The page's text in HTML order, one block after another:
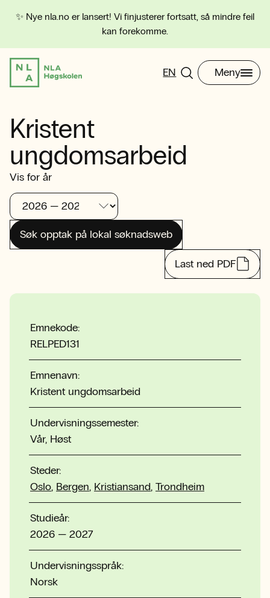
✨ Nye nla.no er lansert! Vi finjusterer fortsatt, så mindre feil
kan forekomme.
EN Meny
Kristent
ungdomsarbeid
Vis for år
Søk opptak på lokal søknadsweb
Last ned PDF
Emnekode:
RELPED131
Emnenavn:
Kristent ungdomsarbeid
Undervisningssemester:
Vår, Høst
Steder:
Oslo, Bergen, Kristiansand, Trondheim
Studieår:
2026 — 2027
Undervisningsspråk:
Norsk